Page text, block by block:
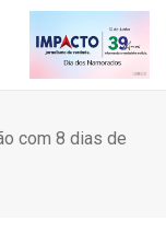
com 8 dias de